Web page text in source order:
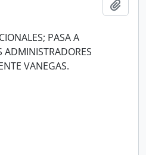
PASA A
ADMINISTRADORES
VANEGAS.